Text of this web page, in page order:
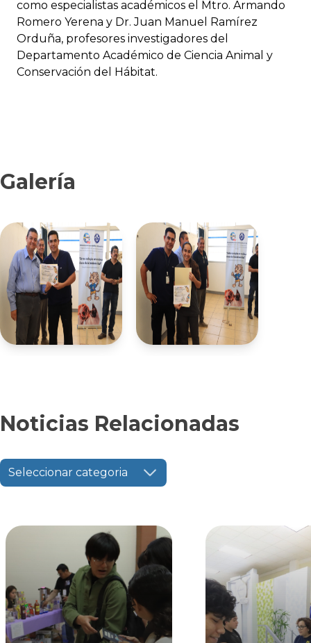
como especialistas académicos el Mtro. Armando
Romero Yerena y Dr. Juan Manuel Ramírez
Orduña, profesores investigadores del
Departamento Académico de Ciencia Animal y
Conservación del Hábitat.
Galería
Noticias Relacionadas
Seleccionar categoria